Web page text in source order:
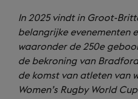
In 2025 vindt in Groot-
belangrijke evenementen
waaronder de 250e
de bekroning van
de komst van atleten van
Women’s Rugby World